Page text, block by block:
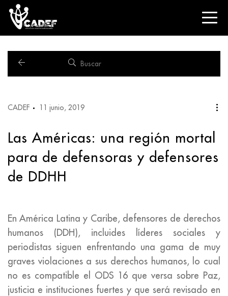
CADEF 11 junio, 2019
Las Américas: una región mortal
para de defensoras y defensores
de DDHH
En América Latina y Caribe, defensores de derechos
humanos (DDH), incluides líderes sociales y
periodistas siguen enfrentando una gama de muy
graves violaciones a sus derechos humanos, lo cual
no es compatible el ODS 16 que versa sobre Paz,
justicia e instituciones fuertes y que será revisado en